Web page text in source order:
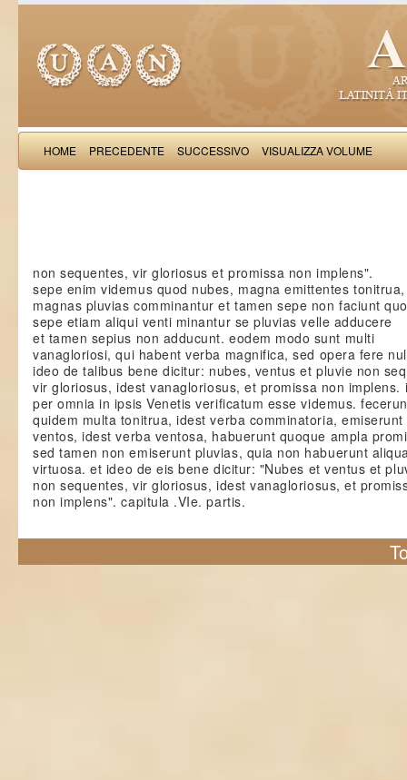
HOME PRECEDENTE SUCCESSIVO VISUALIZZA VOLUME
non sequentes, vir gloriosus et promissa non implens".
sepe enim videmus quod nubes, magna emittentes tonitrua,
magnas pluvias comminantur et tamen sepe non faciunt
sepe etiam aliqui venti minantur se pluvias velle adducere
et tamen sepius non adducunt. eodem modo sunt multi
vanagloriosi, qui habent verba magnifica, sed opera fere
ideo de talibus bene dicitur: nubes, ventus et pluvie non
vir gloriosus, idest vanagloriosus, et promissa non implens.
per omnia in ipsis Venetis verificatum esse videmus.
quidem multa tonitrua, idest verba comminatoria, emiserunt
ventos, idest verba ventosa, habuerunt quoque ampla
sed tamen non emiserunt pluvias, quia non habuerunt
virtuosa. et ideo de eis bene dicitur: "Nubes et ventus et
non sequentes, vir gloriosus, idest vanagloriosus, et
non implens". capitula .VIe. partis.